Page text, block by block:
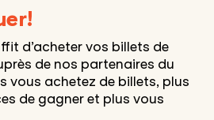
d’acheter vos billets de
de nos partenaires du
vous achetez de billets, plus
de gagner et plus vous